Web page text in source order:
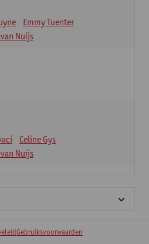
Emmy Tuenter
Nuijs
Celine Gys
Nuijs
Gebruiksvoorwaarden